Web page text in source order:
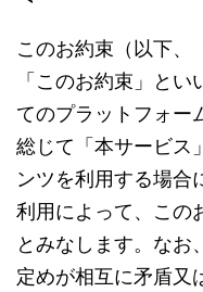
このお約束（以下、
「このお約束」とい
てのプラットフォー
総じて「本サービス
ンツを利用する場合
利用によって、この
とみなします。なお
定めが相互に矛盾又